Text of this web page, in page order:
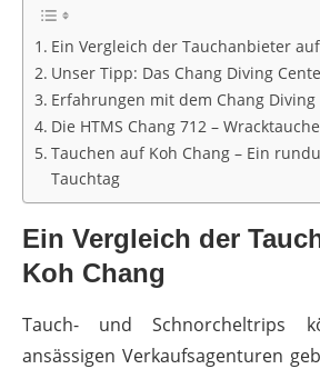
Ein Vergleich der Tauchanbieter
Unser Tipp: Das Chang Diving
Erfahrungen mit dem Chang Diving
Die HTMS Chang 712 –
Tauchen auf Koh Chang – Ein
Tauchtag
Ein Vergleich der
Koh Chang
Tauch- und Schnorcheltrips
ansässigen Verkaufsagenturen